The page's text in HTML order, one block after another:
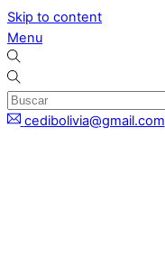
Skip to content
Menu
cedibolivia@gmail.com